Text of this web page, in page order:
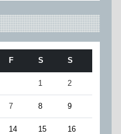
F S S
1 2
7 8 9
14 15 16